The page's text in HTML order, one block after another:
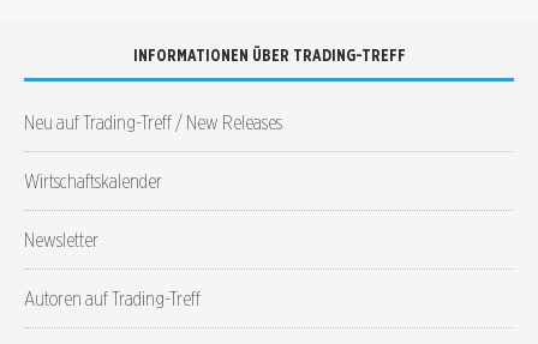
INFORMATIONEN ÜBER TRADING-TREFF
Neu auf Trading-Treff / New Releases
Wirtschaftskalender
Newsletter
Autoren auf Trading-Treff